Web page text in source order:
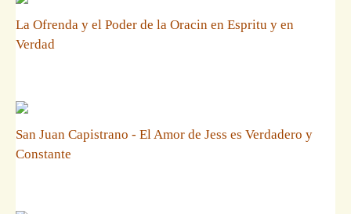
La Ofrenda y el Poder de la Oracin en Espritu y en
Verdad
San Juan Capistrano - El Amor de Jess es Verdadero y
Constante